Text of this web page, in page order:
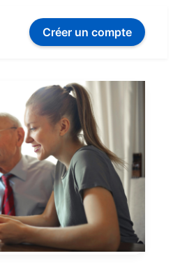
Créer un compte